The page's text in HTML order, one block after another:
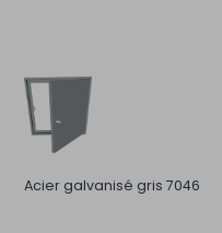
Acier galvanisé gris 7046